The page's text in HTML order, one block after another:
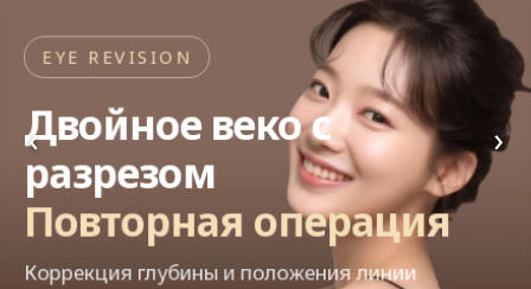
EYE REVISION
Двойное веко с
разрезом
Повторная операция
Коррекция глубины и положения линии
‹ ›